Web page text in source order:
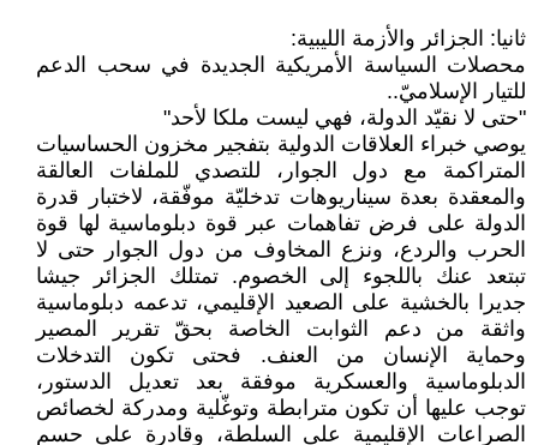
ثانيا: الجزائر والأزمة الليبية:
محصلات السياسة الأمريكية الجديدة في سحب الدعم
للتيار الإسلاميّ..
"حتى لا نقيّد الدولة، فهي ليست ملكا لأحد"
يوصي خبراء العلاقات الدولية بتفجير مخزون الحساسيات
المتراكمة مع دول الجوار، للتصدي للملفات العالقة
والمعقدة بعدة سيناريوهات تدخليّة موفّقة، لاختبار قدرة
الدولة على فرض تفاهمات عبر قوة دبلوماسية لها قوة
الحرب والردع، ونزع المخاوف من دول الجوار حتى لا
تبتعد عنك باللجوء إلى الخصوم. تمتلك الجزائر جيشا
جديرا بالخشية على الصعيد الإقليمي، تدعمه دبلوماسية
واثقة من دعم الثوابت الخاصة بحقّ تقرير المصير
وحماية الإنسان من العنف. فحتى تكون التدخلات
الدبلوماسية والعسكرية موفقة بعد تعديل الدستور،
توجب عليها أن تكون مترابطة وتوغّلية ومدركة لخصائص
الصراعات الإقليمية على السلطة، وقادرة على حسم